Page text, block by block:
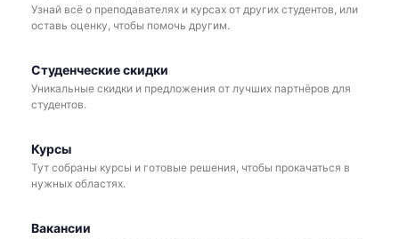
Узнай всё о преподавателях и курсах от других студентов, или
оставь оценку, чтобы помочь другим.
Студенческие скидки
Уникальные скидки и предложения от лучших партнёров для
студентов.
Курсы
Тут собраны курсы и готовые решения, чтобы прокачаться в
нужных областях.
Вакансии